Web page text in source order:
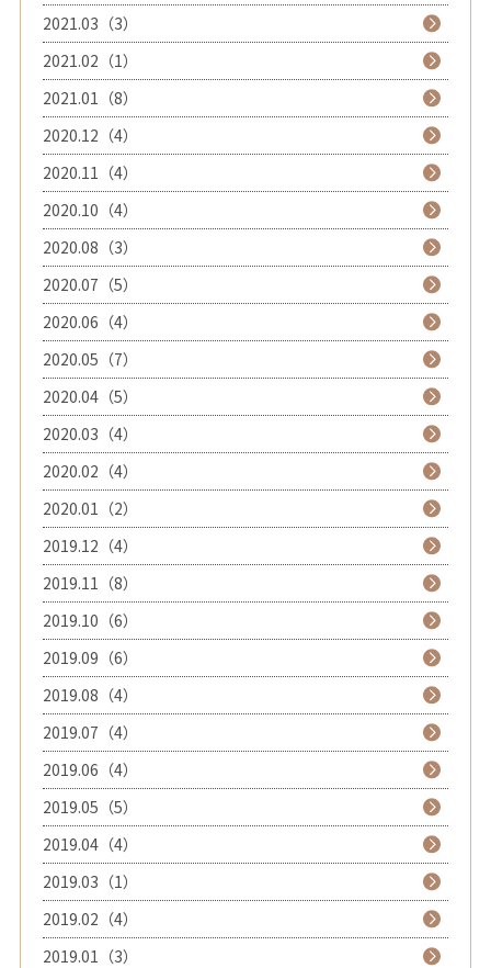
2021.03（3）
2021.02（1）
2021.01（8）
2020.12（4）
2020.11（4）
2020.10（4）
2020.08（3）
2020.07（5）
2020.06（4）
2020.05（7）
2020.04（5）
2020.03（4）
2020.02（4）
2020.01（2）
2019.12（4）
2019.11（8）
2019.10（6）
2019.09（6）
2019.08（4）
2019.07（4）
2019.06（4）
2019.05（5）
2019.04（4）
2019.03（1）
2019.02（4）
2019.01（3）